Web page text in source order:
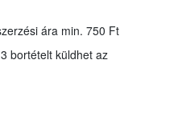
ára min. 750 Ft
bortételt küldhet az